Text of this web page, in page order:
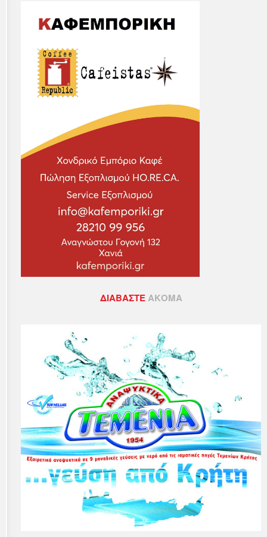
ΔΙΑΒΆΣΤΕΑΚΌΜΑ